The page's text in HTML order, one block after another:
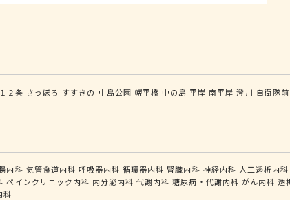
２条 さっぽろ すすきの 中島公園 幌平橋 中の島 平岸 南平岸 澄川 自衛隊前
内科 気管食道内科 呼吸器内科 循環器内科 腎臓内科 神経内科 人工透析内科
ペインクリニック内科 内分泌内科 代謝内科 糖尿病・代謝内科 がん内科 透
科